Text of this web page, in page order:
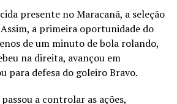
presente no Maracanã, a seleção
a primeira oportunidade do
de um minuto de bola rolando,
na direita, avançou em
para defesa do goleiro Bravo.
a controlar as ações,